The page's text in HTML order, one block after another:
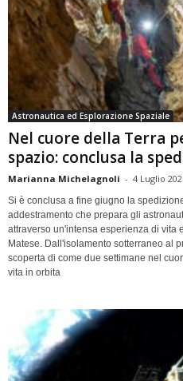
Astronautica ed Esplorazione Spaziale
Nel cuore della Terra
spazio: conclusa la
Marianna Michelagnoli - 4 Luglio
Si è conclusa a fine giugno la
addestramento che prepara gli
attraverso un'intensa esperienza di vita
Matese. Dall'isolamento sotterraneo al
scoperta di come due settimane nel
vita in orbita